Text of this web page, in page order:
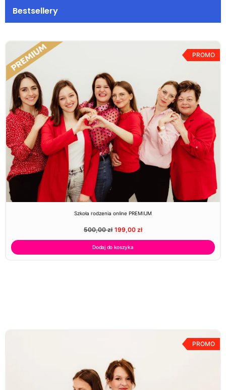
Bestsellery
PROMO
Szkoła rodzenia online PREMIUM
500,00zł 199,00 zł
Dodaj do koszyka
PROMO